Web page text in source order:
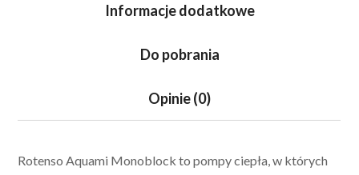
Informacje dodatkowe
Do pobrania
Opinie (0)
Rotenso Aquami Monoblock to pompy ciepła, w których